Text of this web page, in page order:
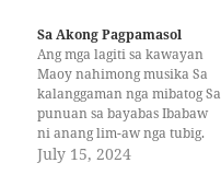
hangin. Apan luyo sa unos
naningkamot gihapon
Makadunggo nga malipayon
sa baybayon. Tan-awa usab…
Sa Akong Pagpamasol
Ang mga lagiti sa kawayan
Maoy nahimong musika Sa
kalanggaman nga mibatog Sa
punuan sa bayabas Ibabaw
ni anang lim-aw nga tubig.
Diin mikisaw ang tilapayang
July 15, 2024